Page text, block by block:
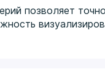
позволяет